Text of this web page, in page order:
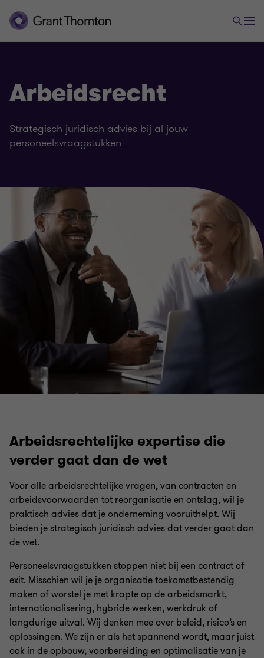
Arbeidsrecht
Ondernemingsrecht
Corporate housekeeping
Impact law
Arbeidsrecht
Strategisch juridisch advies bij al jouw
personeelsvraagstukken
Arbeidsrechtelijke expertise die
verder gaat dan de wet
Voor alle arbeidsrechtelijke vragen, van contracten en
arbeidsvoorwaarden tot reorganisatie en ontslag, wil je
praktisch advies dat je onderneming vooruithelpt. Wij
bieden je strategisch juridisch advies dat verder gaat dan
de wet.
Personeelsvraagstukken stoppen niet bij een contract of
exit. Misschien wil je je organisatie toekomstbestendig
maken of worstel je met krapte op de arbeidsmarkt,
internationalisering, hybride werken, werkdruk of
langdurige uitval. Wij denken mee over beleid, risico’s en
oplossingen. We zijn er als het spannend wordt, maar juist
ook in de opbouw, voorbereiding en optimalisatie van je